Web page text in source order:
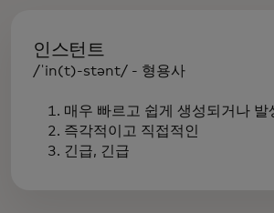
인스턴트
/ˈin(t)-stənt/ - 형용사
1. 매우 빠르고 쉽게 생성되거나 발
2. 즉각적이고 직접적인
3. 긴급, 긴급